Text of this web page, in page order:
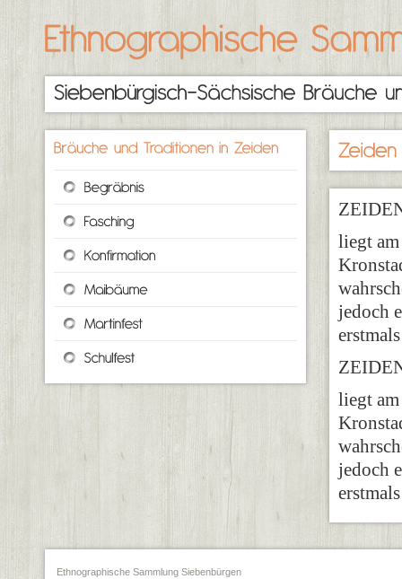
liegt
jedoch
liegt
jedoch
Ethnographische Sammlung Siebenbürgen